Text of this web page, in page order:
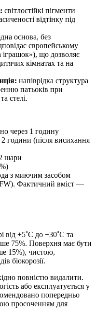
світлостійкі пігменти
відтінку під
основа, без
європейському
іграшок»), що дозволяє
кімнатах та на
напіврідка структура
патьоків при
стелі.
через 1 годину
години (після висихання
шари
з миючим засобом
FW). Фактичний вміст —
від +5˚С до +30˚С та
75%. Поверхня має бути
15%), чистою,
біокорозії.
повністю видалити.
або експлуатується у
попередньо
просоченням для